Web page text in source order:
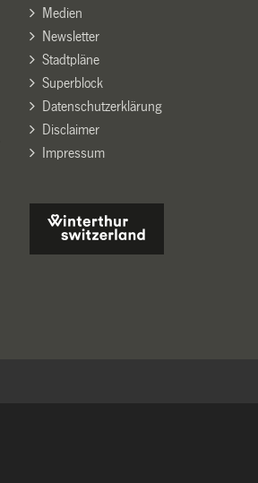
Medien
Newsletter
Stadtpläne
Superblock
Datenschutzerklärung
Disclaimer
Impressum